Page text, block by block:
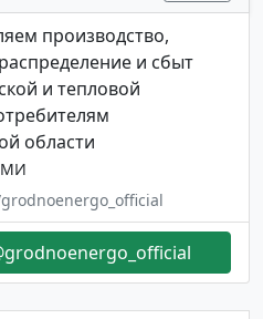
производство,
и сбыт
и тепловой
области